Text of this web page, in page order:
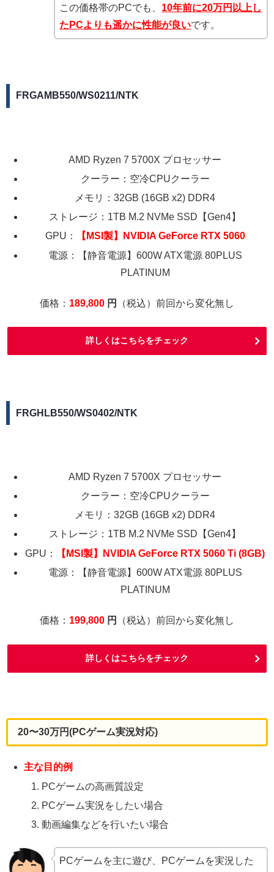
この価格帯のPCでも、 10年前に20万円以上し
たPCよりも遥かに性能が良いです。
FRGAMB550/WS0211/NTK
AMD Ryzen 7 5700X プロセッサー
クーラー：空冷CPUクーラー
メモリ：32GB (16GB x2) DDR4
ストレージ：1TB M.2 NVMe SSD【Gen4】
GPU：
【MSI製】NVIDIA GeForce RTX 5060
電源：【静音電源】600W ATX電源 80PLUS
PLATINUM
価格： 189,800 円 （税込）前回から変化無し
詳しくはこちらをチェック
FRGHLB550/WS0402/NTK
AMD Ryzen 7 5700X プロセッサー
クーラー：空冷CPUクーラー
メモリ：32GB (16GB x2) DDR4
ストレージ：1TB M.2 NVMe SSD【Gen4】
GPU：
【MSI製】NVIDIA GeForce RTX 5060 Ti (8GB)
電源：【静音電源】600W ATX電源 80PLUS
PLATINUM
価格： 199,800 円 （税込）前回から変化無し
詳しくはこちらをチェック
20〜30万円(PCゲーム実況対応)
主な目的例
PCゲームの高画質設定
PCゲーム実況をしたい場合
動画編集などを行いたい場合
PCゲームを主に遊び、PCゲームを実況した